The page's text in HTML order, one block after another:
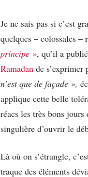
Je ne sais pas si c’est
quelques – colossales –
principe », qu’il a
Ramadan de s’exprimer
n’est que de façade »,
applique cette belle
réacs les très bons
singulière d’ouvrir le
Là où on s’étrangle,
traque des éléments